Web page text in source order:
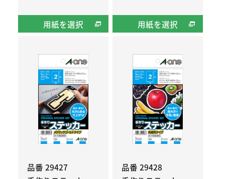
用紙を選択 用紙を選択
品番 29427
品番 29428